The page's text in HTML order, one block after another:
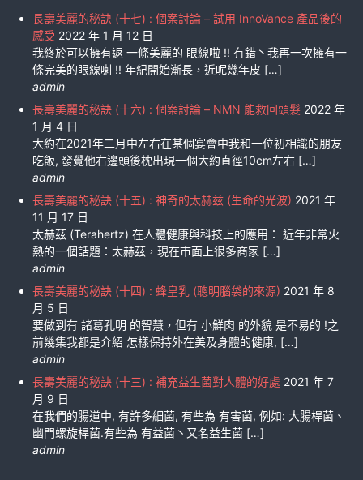
長壽美麗的秘訣 (十七) : 個案討論 – 試用 InnoVance 產品後的
感受 2022 年 1 月 12 日
我終於可以擁有返 一條美麗的 眼線啦 !! 冇錯丶我再一次擁有一
條完美的眼線喇 !! 年紀開始漸長，近呢幾年皮 […]
admin
長壽美麗的秘訣 (十六) : 個案討論 – NMN 能救回頭髮 2022 年
1 月 4 日
大約在2021年二月中左右在某個宴會中我和一位初相識的朋友
吃飯, 發覺他右邊頭後枕出現一個大約直徑10cm左右 […]
admin
長壽美麗的秘訣 (十五) : 神奇的太赫兹 (生命的光波) 2021 年
11 月 17 日
太赫茲 (Terahertz) 在人體健康與科技上的應用： 近年非常火
熱的一個話題：太赫茲，現在市面上很多商家 […]
admin
長壽美麗的秘訣 (十四) : 蜂皇乳 (聰明腦袋的來源) 2021 年 8
月 5 日
要做到有 諸葛孔明 的智慧，但有 小鮮肉 的外貌 是不易的 !之
前幾集我都是介紹 怎樣保持外在美及身體的健康, […]
admin
長壽美麗的秘訣 (十三) : 補充益生菌對人體的好處 2021 年 7
月 9 日
在我們的腸道中, 有許多細菌, 有些為 有害菌, 例如: 大腸桿菌、
幽門螺旋桿菌.有些為 有益菌丶又名益生菌 […]
admin